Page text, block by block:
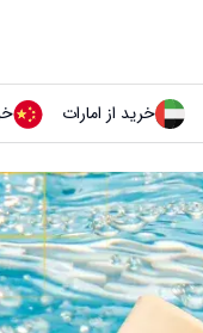
خرید از امارات